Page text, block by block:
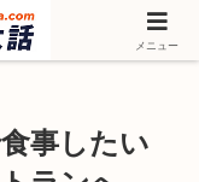
アトラクションなどユニ
す
事したい
メニュー